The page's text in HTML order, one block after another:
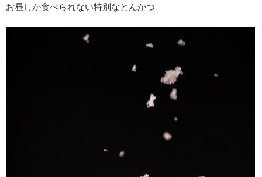
お昼しか食べられない特別なとんかつ